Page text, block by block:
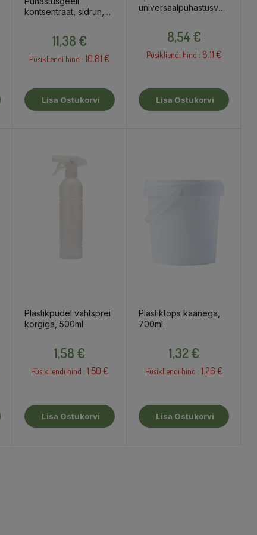
kontsentraat, sidrun,
11,38 €
Püsikliendi hind : 10.81 €
Lisa Ostukorvi
universaalpuhastusvahendi
8,54 €
Püsikliendi hind : 8.11 €
Lisa Ostukorvi
Plastikpudel vahtsprei
korgiga, 500ml
1,58 €
Püsikliendi hind : 1.50 €
Lisa Ostukorvi
Plastiktops kaanega,
700ml
1,32 €
Püsikliendi hind : 1.26 €
Lisa Ostukorvi